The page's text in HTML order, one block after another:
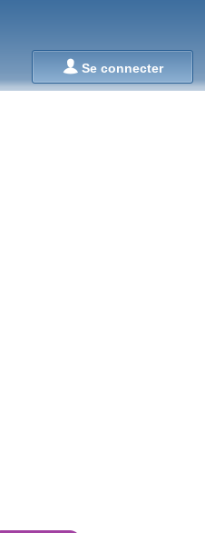
Se connecter